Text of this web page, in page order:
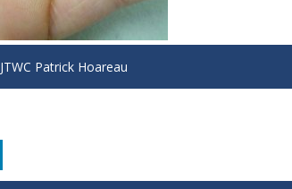
JTWC Patrick Hoareau